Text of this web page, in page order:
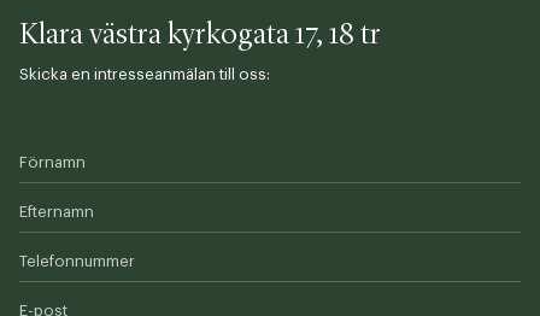
Klara västra kyrkogata 17, 18 tr
Skicka en intresseanmälan till oss:
Förnamn
Efternamn
Telefonnummer
E-post